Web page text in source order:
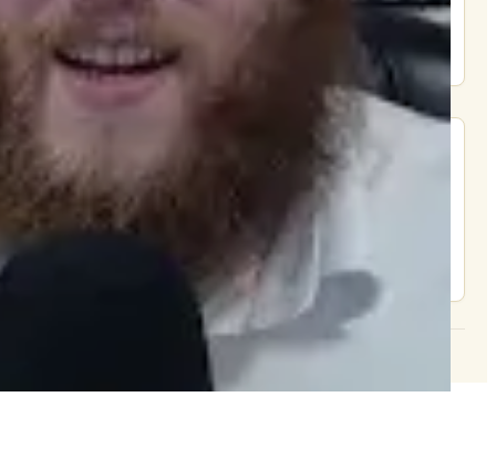
מצא אותנו בעוד מקומות
צור קשר